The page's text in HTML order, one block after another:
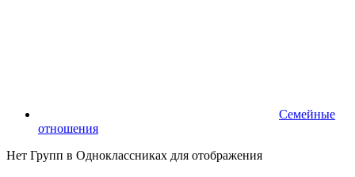
Семейные
отношения
Нет Групп в Одноклассниках для отображения